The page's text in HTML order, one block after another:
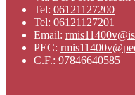
Tel: 06121127200
Tel: 06121127201
Email:
PEC:
C.F.: 97846640585